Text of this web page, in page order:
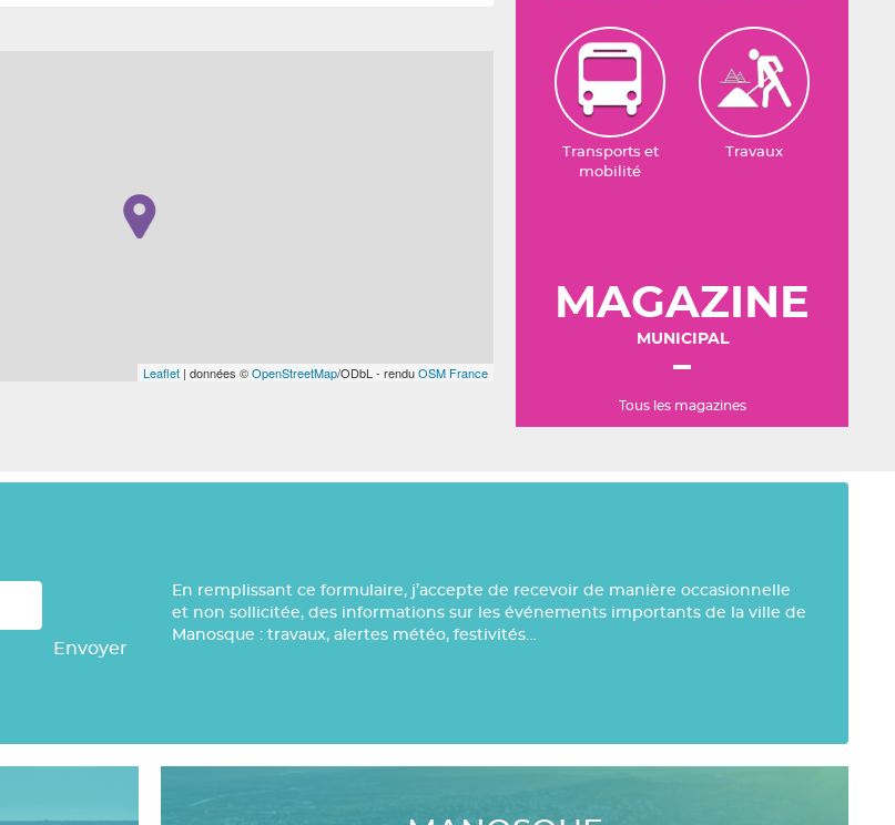
Leaflet | données ©OpenStreetMap/ODbL - renduOSM France
Transports et
mobilité
Travaux
MAGAZINE
MUNICIPAL
Tous les magazines
Envoyer
En remplissant ce formulaire, j’accepte de recevoir de manière occasionnelle
et non sollicitée, des informations sur les événements importants de la ville de
Manosque : travaux, alertes météo, festivités…